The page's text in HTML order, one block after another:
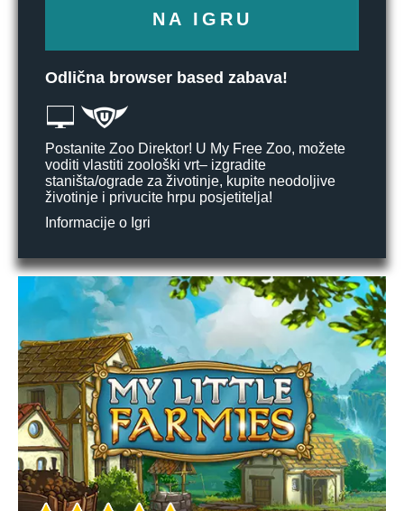
NA IGRU
Odlična browser based zabava!
Postanite Zoo Direktor! U My Free Zoo, možete
voditi vlastiti zoološki vrt– izgradite
staništa/ograde za životinje, kupite neodoljive
životinje i privucite hrpu posjetitelja!
Informacije o Igri